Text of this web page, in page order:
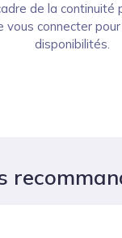
de la continuité
vous connecter
disponibilités.